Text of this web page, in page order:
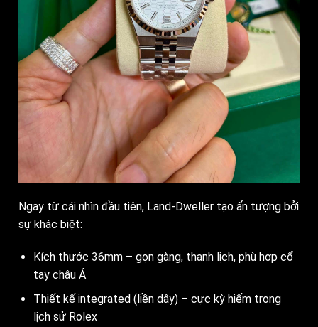
Ngay từ cái nhìn đầu tiên, Land-Dweller tạo ấn tượng bởi
sự khác biệt:
Kích thước 36mm – gọn gàng, thanh lịch, phù hợp cổ
tay châu Á
Thiết kế integrated (liền dây) – cực kỳ hiếm trong
lịch sử Rolex